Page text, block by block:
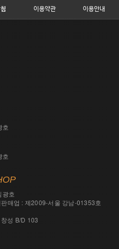
이용약관 이용안내
호
호
광호
매업 : 제2009-서울 강남-01353호
성 B/D 103